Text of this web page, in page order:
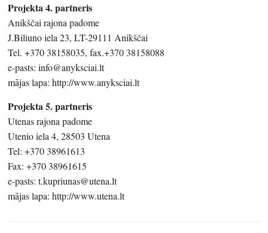
Projekta 4. partneris
Anikščai rajona padome
J.Biliuno iela 23, LT-29111 Anikščai
Tel. +370 38158035, fax.+370 38158088
e-pasts: info@anyksciai.lt
mājas lapa: http://www.anyksciai.lt
Projekta 5. partneris
Utenas rajona padome
Utenio iela 4, 28503 Utena
Tel: +370 38961613
Fax: +370 38961615
e-pasts: t.kupriunas@utena.lt
mājas lapa: http://www.utena.lt